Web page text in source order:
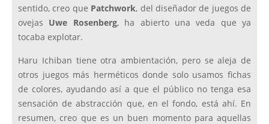
sentido, creo que Patchwork, del diseñador de juegos de
ovejas Uwe Rosenberg, ha abierto una veda que ya
tocaba explotar.
Haru Ichiban tiene otra ambientación, pero se aleja de
otros juegos más herméticos donde solo usamos fichas
de colores, ayudando así a que el público no tenga esa
sensación de abstracción que, en el fondo, está ahí. En
resumen, creo que es un buen momento para aquellas